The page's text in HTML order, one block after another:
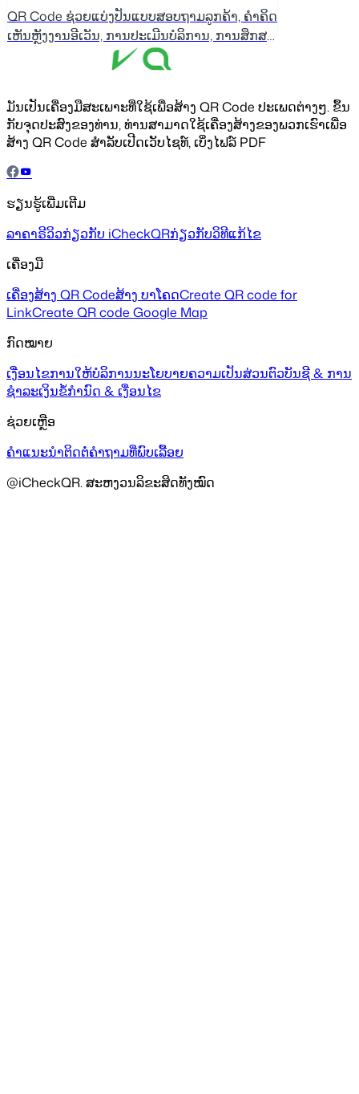
QR Code ຊ່ວຍແບ່ງປັນແບບສອບຖາມລູກຄ້າ, ຄຳຄິດ
ເຫັນຫຼັງງານອີເວັນ, ການປະເມີນບໍລິການ, ການສຶກສາ
ມັນເປັນເຄື່ອງມືສະເພາະທີ່ໃຊ້ເພື່ອສ້າງ QR Code ປະເພດຕ່າງໆ. ຂຶ້ນ
ກັບຈຸດປະສົງຂອງທ່ານ, ທ່ານສາມາດໃຊ້ເຄື່ອງສ້າງຂອງພວກເຮົາເພື່ອ
ສ້າງ QR Code ສຳລັບເປີດເວັບໄຊທ໌, ເບິ່ງໄຟລ໌ PDF
ຮຽນຮູ້ເພີ່ມເຕີມ
ລາຄາຣີວິວກ່ຽວກັບ iCheckQRກ່ຽວກັບວິທີແກ້ໄຂ
ເຄື່ອງມື
ເຄື່ອງສ້າງ QR Codeສ້າງ ບາໂຄດCreate QR code for
LinkCreate QR code Google Map
ກົດໝາຍ
ເງື່ອນໄຂການໃຫ້ບໍລິການນະໂຍບາຍຄວາມເປັນສ່ວນຕົວບັນຊີ & ການ
ຊຳລະເງິນຂໍ້ກຳນົດ & ເງື່ອນໄຂ
ຊ່ວຍເຫຼືອ
ຄຳແນະນຳຕິດຕໍ່ຄຳຖາມທີ່ພົບເລື້ອຍ
@iCheckQR. ສະຫງວນລິຂະສິດທັງໝົດ